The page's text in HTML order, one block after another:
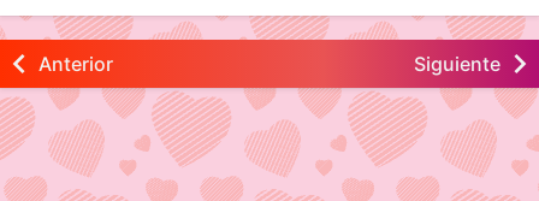
Anterior Siguiente